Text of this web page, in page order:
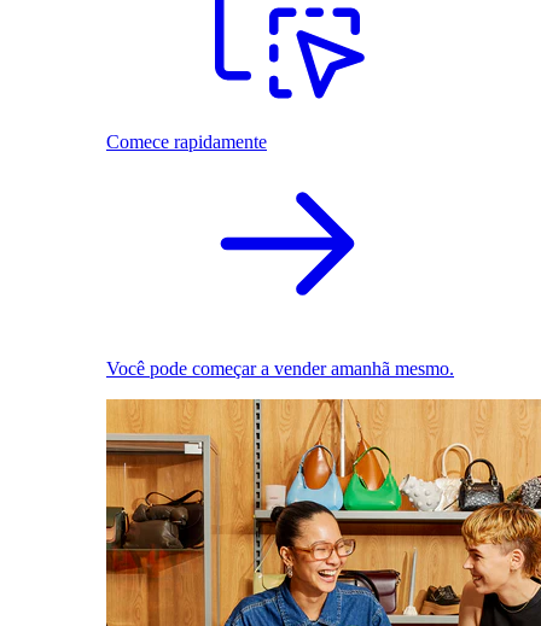
Comece rapidamente
Você pode começar a vender amanhã mesmo.